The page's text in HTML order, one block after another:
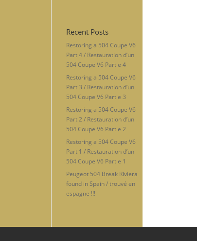
Recent Posts
Restoring a 504 Coupe V6
Part 4 / Restauration d’un
504 Coupe V6 Partie 4
Restoring a 504 Coupe V6
Part 3 / Restauration d’un
504 Coupe V6 Partie 3
Restoring a 504 Coupe V6
Part 2 / Restauration d’un
504 Coupe V6 Partie 2
Restoring a 504 Coupe V6
Part 1 / Restauration d’un
504 Coupe V6 Partie 1
Peugeot 504 Break Riviera
found in Spain / trouvé en
espagne !!!